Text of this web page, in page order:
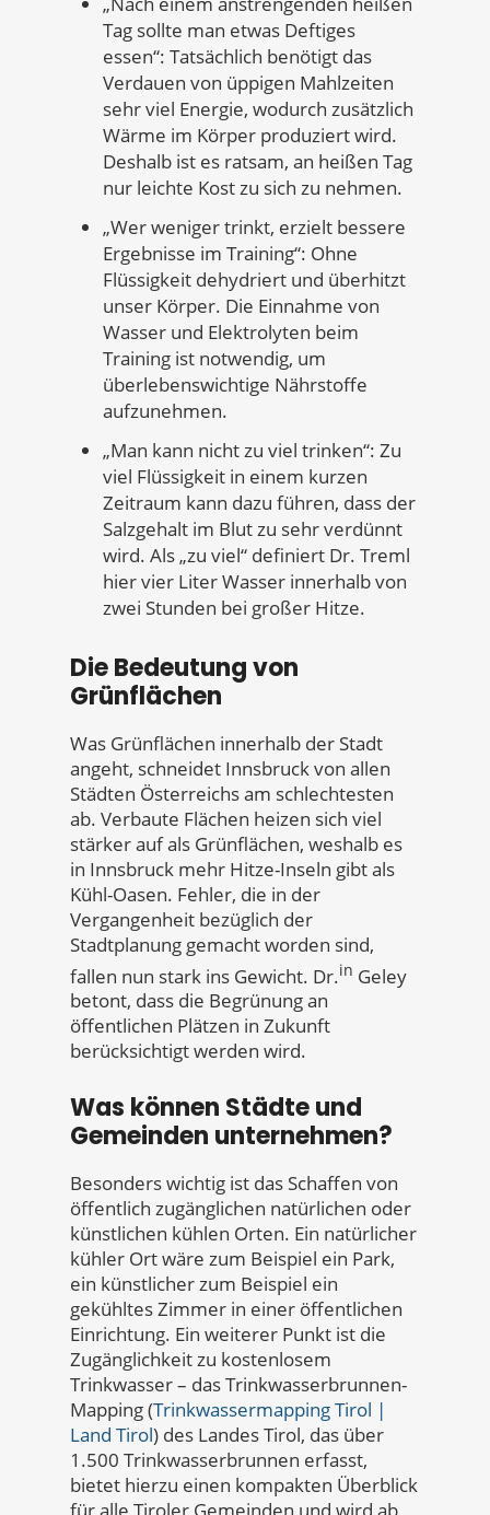
Tag sollte man etwas Deftiges
essen“: Tatsächlich benötigt das
Verdauen von üppigen Mahlzeiten
sehr viel Energie, wodurch zusätzlich
Wärme im Körper produziert wird.
Deshalb ist es ratsam, an heißen Tag
nur leichte Kost zu sich zu nehmen.
„Wer weniger trinkt, erzielt bessere
Ergebnisse im Training“: Ohne
Flüssigkeit dehydriert und überhitzt
unser Körper. Die Einnahme von
Wasser und Elektrolyten beim
Training ist notwendig, um
überlebenswichtige Nährstoffe
aufzunehmen.
„Man kann nicht zu viel trinken“: Zu
viel Flüssigkeit in einem kurzen
Zeitraum kann dazu führen, dass der
Salzgehalt im Blut zu sehr verdünnt
wird. Als „zu viel“ definiert Dr. Treml
hier vier Liter Wasser innerhalb von
zwei Stunden bei großer Hitze.
Die Bedeutung von
Grünflächen
Was Grünflächen innerhalb der Stadt
angeht, schneidet Innsbruck von allen
Städten Österreichs am schlechtesten
ab. Verbaute Flächen heizen sich viel
stärker auf als Grünflächen, weshalb es
in Innsbruck mehr Hitze-Inseln gibt als
Kühl-Oasen. Fehler, die in der
Vergangenheit bezüglich der
Stadtplanung gemacht worden sind,
fallen nun stark ins Gewicht. Dr.in Geley
betont, dass die Begrünung an
öffentlichen Plätzen in Zukunft
berücksichtigt werden wird.
Was können Städte und
Gemeinden unternehmen?
Besonders wichtig ist das Schaffen von
öffentlich zugänglichen natürlichen oder
künstlichen kühlen Orten. Ein natürlicher
kühler Ort wäre zum Beispiel ein Park,
ein künstlicher zum Beispiel ein
gekühltes Zimmer in einer öffentlichen
Einrichtung. Ein weiterer Punkt ist die
Zugänglichkeit zu kostenlosem
Trinkwasser – das Trinkwasserbrunnen-
Mapping (Trinkwassermapping Tirol |
Land Tirol) des Landes Tirol, das über
1.500 Trinkwasserbrunnen erfasst,
bietet hierzu einen kompakten Überblick